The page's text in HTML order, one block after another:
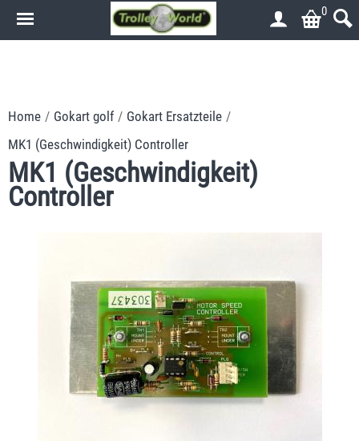
0
Home / Gokart golf / Gokart Ersatzteile /
MK1 (Geschwindigkeit) Controller
MK1 (Geschwindigkeit)
Controller